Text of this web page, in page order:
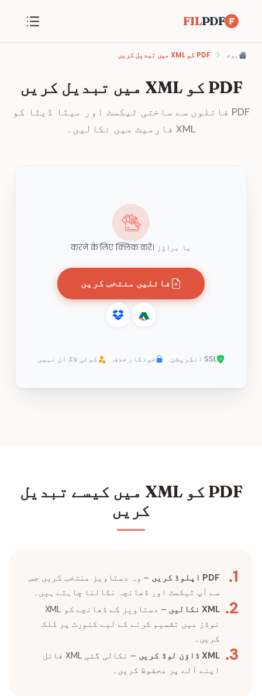
FILPDF
ہوم PDF کو XML میں تبدیل کریں
PDF کو XML میں تبدیل کریں
PDF فائلوں سے ساختی ٹیکسٹ اور میٹا ڈیٹا کو
XML فارمیٹ میں نکالیں۔
یا براؤز करने के लिए क्लिक करें।
فائلیں منتخب کریں
SSL انکرپشن خودکار حذف کوئی لاگ ان نہیں
PDF کو XML میں کیسے تبدیل
کریں
1
. PDF اپلوڈ کریں
– وہ دستاویز منتخب کریں جس
سے آپ ٹیکسٹ اور ڈھانچہ نکالنا چاہتے ہیں۔
2
. XML نکالیں
– دستاویز کے ڈھانچے کو XML
نوڈز میں تقسیم کرنے کے لیے کنورٹ پر کلک
کریں۔
3
. XML ڈاؤن لوڈ کریں
– نکالی گئی XML فائل
اپنے آلے پر محفوظ کریں۔